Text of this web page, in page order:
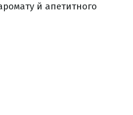
й апетитного